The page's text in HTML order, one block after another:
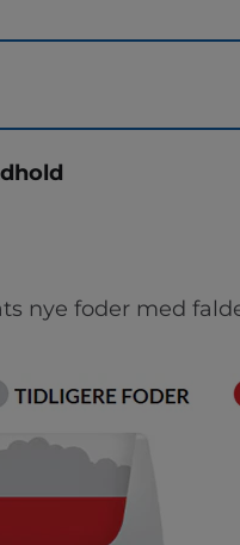
nye foder med